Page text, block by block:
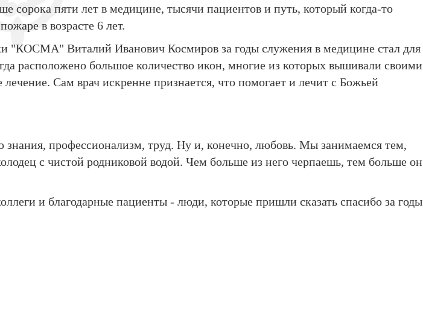
пяти лет в медицине, тысячи пациентов и путь, который когда-то
в возрасте 6 лет.
"КОСМА" Виталий Иванович Космиров за годы служения в медицине стал для
расположено большое количество икон, многие из которых вышивали своими
Сам врач искренне признается, что помогает и лечит с Божьей
знания, профессионализм, труд. Ну и, конечно, любовь. Мы занимаемся тем,
с чистой родниковой водой. Чем больше из него черпаешь, тем больше он
и благодарные пациенты - люди, которые пришли сказать спасибо за годы